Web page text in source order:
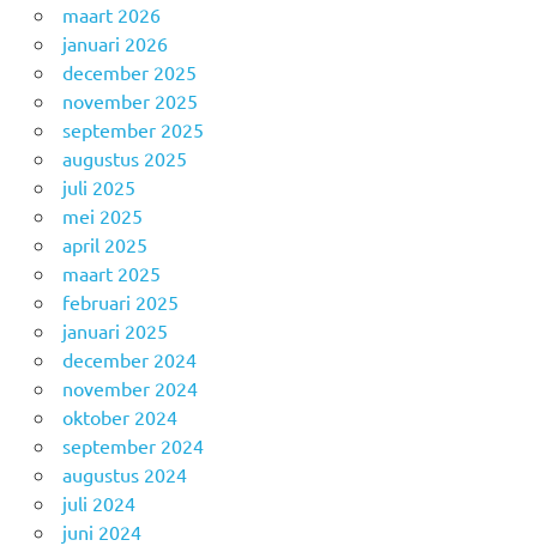
maart 2026
januari 2026
december 2025
november 2025
september 2025
augustus 2025
juli 2025
mei 2025
april 2025
maart 2025
februari 2025
januari 2025
december 2024
november 2024
oktober 2024
september 2024
augustus 2024
juli 2024
juni 2024